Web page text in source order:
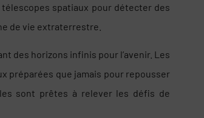
spatiaux pour détecter des
de vie extraterrestre.
des horizons infinis pour l’avenir. Les
préparées que jamais pour repousser
sont prêtes à relever les défis de